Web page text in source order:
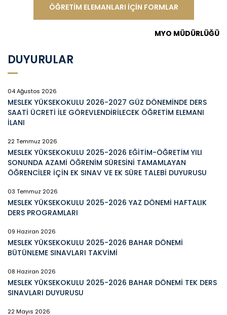
ÖĞRETIM ELEMANLARI İÇIN FORMLAR
MYO MÜDÜRLÜĞÜ
DUYURULAR
04 Ağustos 2026
MESLEK YÜKSEKOKULU 2026-2027 GÜZ DÖNEMİNDE DERS
SAATİ ÜCRETİ İLE GÖREVLENDİRİLECEK ÖĞRETİM ELEMANI
İLANI
22 Temmuz 2026
MESLEK YÜKSEKOKULU 2025-2026 EĞİTİM-ÖĞRETİM YILI
SONUNDA AZAMİ ÖĞRENİM SÜRESİNİ TAMAMLAYAN
ÖĞRENCİLER İÇİN EK SINAV VE EK SÜRE TALEBİ DUYURUSU
03 Temmuz 2026
MESLEK YÜKSEKOKULU 2025-2026 YAZ DÖNEMİ HAFTALIK
DERS PROGRAMLARI
09 Haziran 2026
MESLEK YÜKSEKOKULU 2025-2026 BAHAR DÖNEMİ
BÜTÜNLEME SINAVLARI TAKVİMİ
08 Haziran 2026
MESLEK YÜKSEKOKULU 2025-2026 BAHAR DÖNEMİ TEK DERS
SINAVLARI DUYURUSU
22 Mayıs 2026